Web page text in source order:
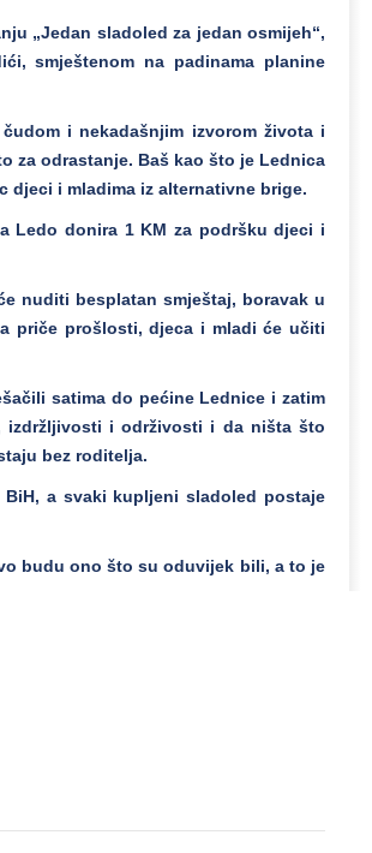
„Jedan sladoled za jedan osmijeh“,
smještenom na padinama planine
i nekadašnjim izvorom života i
za odrastanje. Baš kao što je Lednica
djeci i mladima iz alternativne brige.
Ledo donira 1 KM za podršku djeci i
nuditi besplatan smještaj, boravak u
priče prošlosti, djeca i mladi će učiti
satima do pećine Lednice i zatim
izdržljivosti i održivosti i da ništa što
bez roditelja.
a svaki kupljeni sladoled postaje
budu ono što su oduvijek bili, a to je